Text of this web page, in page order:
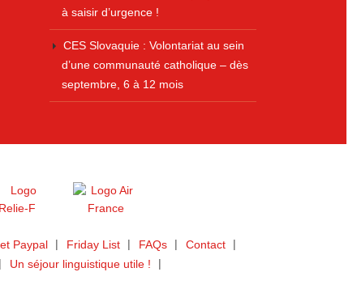
à saisir d’urgence !
CES Slovaquie : Volontariat au sein
d’une communauté catholique – dès
septembre, 6 à 12 mois
Paypal Friday List FAQs
Contact
Un séjour linguistique utile !